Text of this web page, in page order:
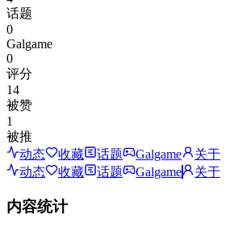
话题
0
Galgame
0
评分
14
被赞
1
被推
动态
收藏 话题 Galgame
关于
动态
收藏 话题 Galgame 关于
内容统计